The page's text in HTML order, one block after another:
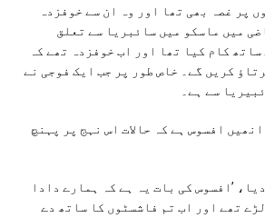
پر غصہ بھی تھا اور وہ ان سے خوفزدہ
میں ماسکو میں سائبریا سے تعلق
کام کیا تھا اور اب خوفزدہ تھے کہ
کریں گے۔ خاص طور پر جب ایک فوجی نے
سے ہے۔
افسوس ہے کہ حالات اس نہج پر پہنچ
’افسوس کی بات یہ ہے کہ ہمارے دادا
تھے اور اب تم فاشسٹوں کا ساتھ دے